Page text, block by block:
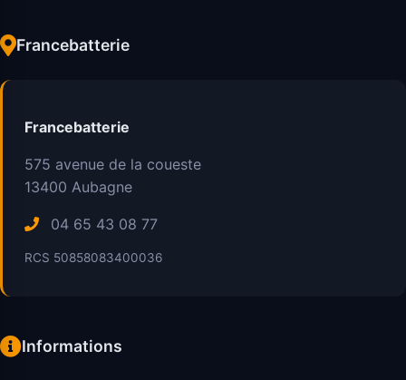
Francebatterie
Francebatterie
575 avenue de la coueste
13400 Aubagne
04 65 43 08 77
RCS 50858083400036
Informations